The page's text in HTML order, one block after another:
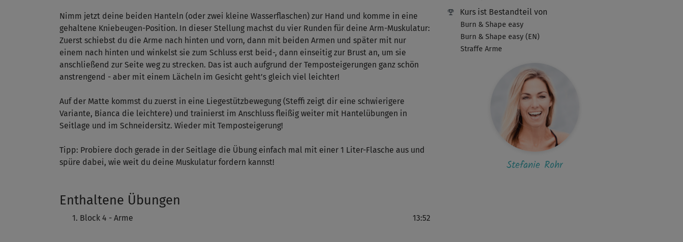
schön anstrengend
Elisabete619
Guter Kurs aber die Musik ist leider im 2. Teil
Merci, bin wach 😉 - gleich morgens nach dem
Nimm jetzt deine beiden Hanteln (oder zwei kleine Wasserflaschen) zur Hand und komme in eine
gehaltene Kniebeugen-Position. In dieser Stellung machst du vier Runden für deine Arm-Muskulatur:
Zuerst schiebst du die Arme nach hinten und vorn, dann mit beiden Armen und später mit nur
einem nach hinten und winkelst sie zum Schluss erst beid-, dann einseitig zur Brust an, um sie
anschließend zur Seite weg zu strecken. Das ist auch aufgrund der Temposteigerungen ganz schön
anstrengend - aber mit einem Lächeln im Gesicht geht’s gleich viel leichter!
Auf der Matte kommst du zuerst in eine Liegestützbewegung (Steffi zeigt dir eine schwierigere
Variante, Bianca die leichtere) und trainierst im Anschluss fleißig weiter mit Hantelübungen in
Seitlage und im Schneidersitz. Wieder mit Temposteigerung!
Tipp: Probiere doch gerade in der Seitlage die Übung einfach mal mit einer 1 Liter-Flasche aus und
spüre dabei, wie weit du deine Muskulatur fordern kannst!
Enthaltene Übungen
Block 4 - Arme 13:52
Kurs ist Bestandteil von
Burn & Shape easy
Burn & Shape easy (EN)
Straffe Arme
Stefanie Rohr